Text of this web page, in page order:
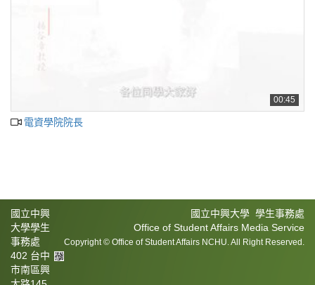
00:45
電資學院院長
國立中興大學 學生事務處
Office of Student Affairs Media Service
Copyright © Office of Student Affairs NCHU. All Right Reserved.
國立中興
大學學生
事務處
402 台中
市南區興